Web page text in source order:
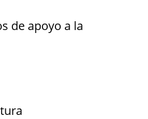
de apoyo a la